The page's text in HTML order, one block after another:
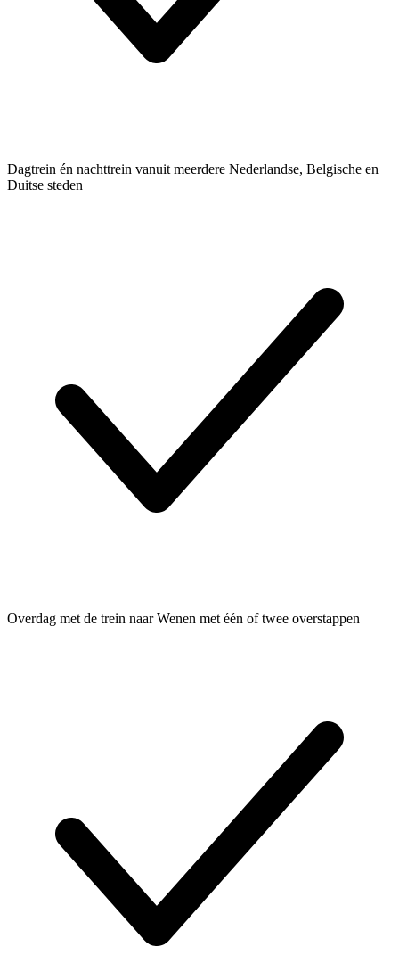
Dagtrein én nachttrein vanuit meerdere Nederlandse, Belgische en
Duitse steden
Overdag met de trein naar Wenen met één of twee overstappen